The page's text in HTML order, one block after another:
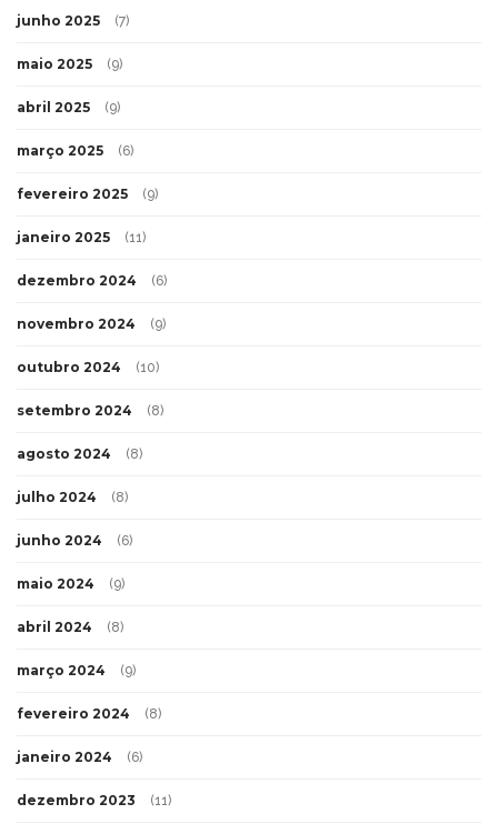
junho 2025 (7)
maio 2025 (9)
abril 2025 (9)
março 2025 (6)
fevereiro 2025 (9)
janeiro 2025 (11)
dezembro 2024 (6)
novembro 2024 (9)
outubro 2024 (10)
setembro 2024 (8)
agosto 2024 (8)
julho 2024 (8)
junho 2024 (6)
maio 2024 (9)
abril 2024 (8)
março 2024 (9)
fevereiro 2024 (8)
janeiro 2024 (6)
dezembro 2023 (11)